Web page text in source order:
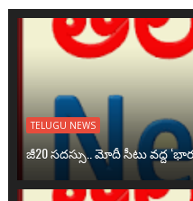
TELUGU NEWS
జీ20 సదస్సు.. మోదీ సీటు వద్ద